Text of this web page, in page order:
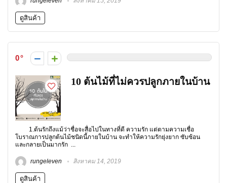
ดูสินค้า
0
10 ต้นไม้ที่ไม่ควรปลูกภายในบ้าน
1.ต้นรักถึงแม้ว่าชื่อจะสื่อไปในทางที่ดี ความรัก แต่ตามความเชื่อ
โบราณการปลูกต้นไม้ชนิดนี้ภายในบ้าน จะทำให้ความรักยุ่งยาก ซับซ้อน
และกลายเป็นมากรัก ...
rungeleven สิงหาคม 14, 2019
ดูสินค้า